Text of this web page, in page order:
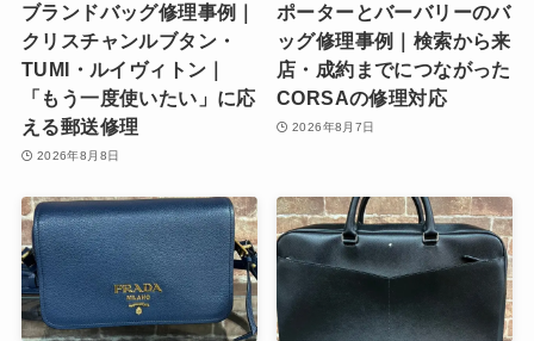
ブランドバッグ修理事例｜
クリスチャンルブタン・
TUMI・ルイヴィトン｜
「もう一度使いたい」に応
える郵送修理
2026年8月8日
ポーターとバーバリーのバ
ッグ修理事例｜検索から来
店・成約までにつながった
CORSAの修理対応
2026年8月7日